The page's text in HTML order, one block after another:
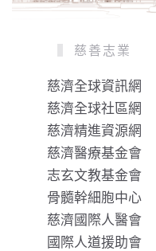
慈善志業
慈濟全球資訊網
慈濟全球社區網
慈濟精進資源網
慈濟醫療基金會
志玄文教基金會
骨髓幹細胞中心
慈濟國際人醫會
國際人道援助會